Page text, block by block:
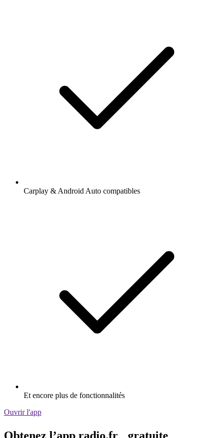
Carplay & Android Auto compatibles
Et encore plus de fonctionnalités
Ouvrir l'app